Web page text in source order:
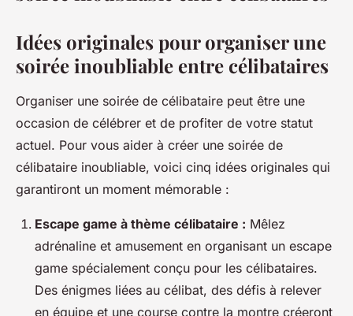
Idées originales pour organiser une
soirée inoubliable entre célibataires
Organiser une soirée de célibataire peut être une
occasion de célébrer et de profiter de votre statut
actuel. Pour vous aider à créer une soirée de
célibataire inoubliable, voici cinq idées originales qui
garantiront un moment mémorable :
Escape game à thème célibataire : Mêlez
adrénaline et amusement en organisant un escape
game spécialement conçu pour les célibataires.
Des énigmes liées au célibat, des défis à relever
en équipe et une course contre la montre créeront